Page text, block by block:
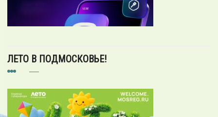
ЛЕТО В ПОДМОСКОВЬЕ!